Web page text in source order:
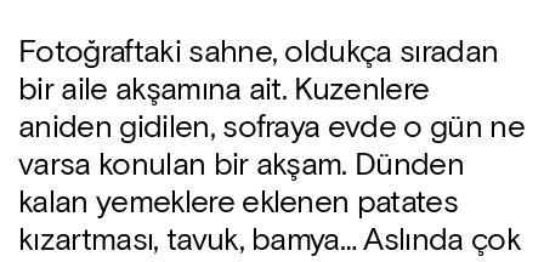
Fotoğraftaki sahne, oldukça sıradan
bir aile akşamına ait. Kuzenlere
aniden gidilen, sofraya evde o gün ne
varsa konulan bir akşam. Dünden
kalan yemeklere eklenen patates
kızartması, tavuk, bamya… Aslında çok